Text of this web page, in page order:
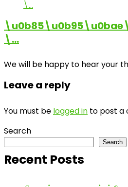
\…
We will be happy to hear your
Leave a reply
You must be logged in to post a
Search
Search
Recent Posts